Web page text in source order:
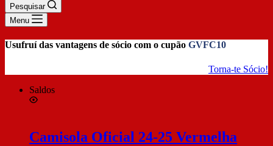
Pesquisar
Menu
Usufruí das vantagens de sócio com o cupão GVFC10
Torna-te Sócio!
Saldos
Camisola Oficial 24-25 Vermelha